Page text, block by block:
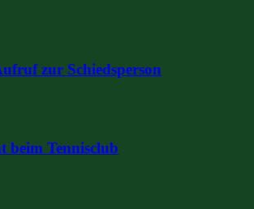
zur Schiedsperson
beim Tennisclub